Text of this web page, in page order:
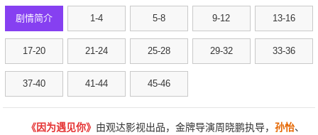
剧情简介 1-4 5-8 9-12 13-16
17-20 21-24 25-28 29-32 33-36
37-40 41-44 45-46
《因为遇见你》 由观达影视出品，金牌导演周晓鹏执导， 孙怡、